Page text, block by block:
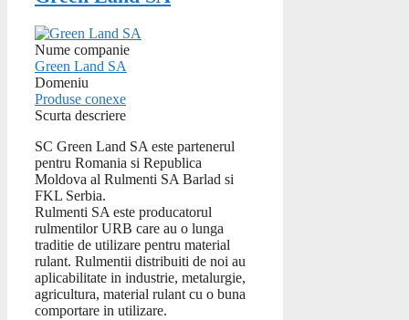
Nume companie
Green Land SA
Domeniu
Produse conexe
Scurta descriere
SC Green Land SA este partenerul
pentru Romania si Republica
Moldova al Rulmenti SA Barlad si
FKL Serbia.
Rulmenti SA este producatorul
rulmentilor URB care au o lunga
traditie de utilizare pentru material
rulant. Rulmentii distribuiti de noi au
aplicabilitate in industrie, metalurgie,
agricultura, material rulant cu o buna
comportare in utilizare.